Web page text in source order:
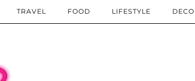
TRAVEL FOOD LIFESTYLE DECO